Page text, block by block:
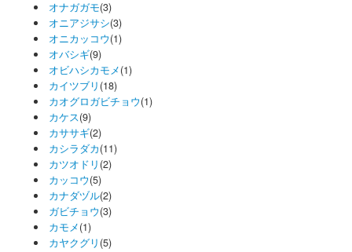
オナガガモ(3)
オニアジサシ(3)
オニカッコウ(1)
オバシギ(9)
オビハシカモメ(1)
カイツブリ (18)
カオグロガビチョウ(1)
カケス(9)
カササギ(2)
カシラダカ(11)
カツオドリ (2)
カッコウ(5)
カナダヅル(2)
ガビチョウ(3)
カモメ(1)
カヤクグリ (5)